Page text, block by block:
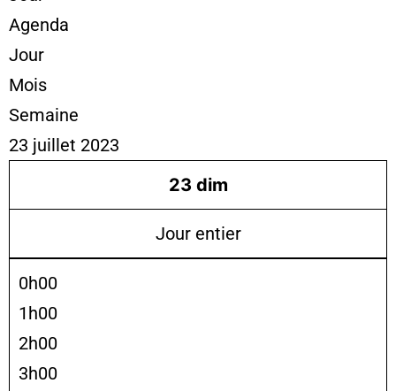
Agenda
Jour
Mois
Semaine
23 juillet 2023
23 dim
Jour entier
0h00
1h00
2h00
3h00